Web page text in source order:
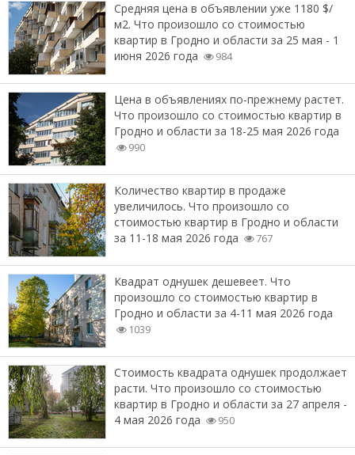
Средняя цена в объявлении уже 1180 $/
м2. Что произошло со стоимостью
квартир в Гродно и области за 25 мая - 1
июня 2026 года
984
Цена в объявлениях по-прежнему растет.
Что произошло со стоимостью квартир в
Гродно и области за 18-25 мая 2026 года
990
Количество квартир в продаже
увеличилось. Что произошло со
стоимостью квартир в Гродно и области
за 11-18 мая 2026 года
767
Квадрат однушек дешевеет. Что
произошло со стоимостью квартир в
Гродно и области за 4-11 мая 2026 года
1039
Стоимость квадрата однушек продолжает
расти. Что произошло со стоимостью
квартир в Гродно и области за 27 апреля -
4 мая 2026 года
950